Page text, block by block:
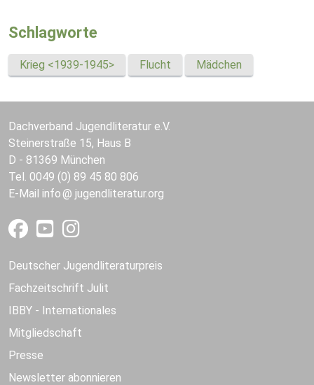
Schlagworte
Krieg <1939-1945> Flucht Mädchen
Dachverband Jugendliteratur e.V.
Steinerstraße 15, Haus B
D - 81369 München
Tel. 0049 (0) 89 45 80 806
E-Mail info jugendliteratur.org
Deutscher Jugendliteraturpreis
Fachzeitschrift Julit
IBBY - Internationales
Mitgliedschaft
Presse
Newsletter abonnieren